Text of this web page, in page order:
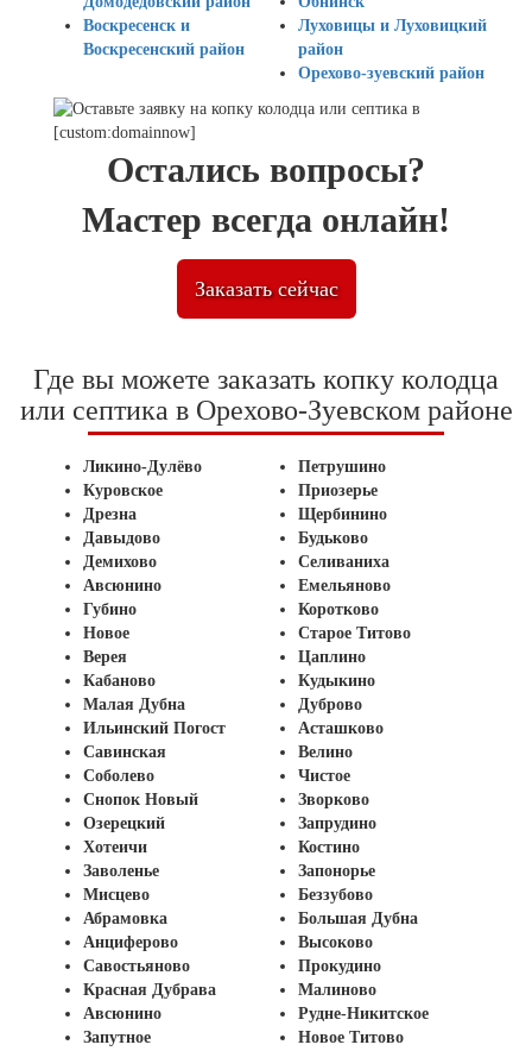
Воскресенск и
Воскресенский район
Луховицы и Луховицкий
район
Орехово-зуевский район
Остались вопросы?
Мастер всегда онлайн!
Заказать сейчас
Где вы можете заказать копку колодца
или септика в Орехово-Зуевском районе
Ликино-Дулёво
Куровское
Дрезна
Давыдово
Демихово
Авсюнино
Губино
Новое
Верея
Кабаново
Малая Дубна
Ильинский Погост
Савинская
Соболево
Снопок Новый
Озерецкий
Хотеичи
Заволенье
Мисцево
Абрамовка
Анциферово
Савостьяново
Красная Дубрава
Авсюнино
Запутное
Петрушино
Приозерье
Щербинино
Будьково
Селиваниха
Емельяново
Коротково
Старое Титово
Цаплино
Кудыкино
Дуброво
Асташково
Велино
Чистое
Зворково
Запрудино
Костино
Запонорье
Беззубово
Большая Дубна
Высоково
Прокудино
Малиново
Рудне-Никитское
Новое Титово